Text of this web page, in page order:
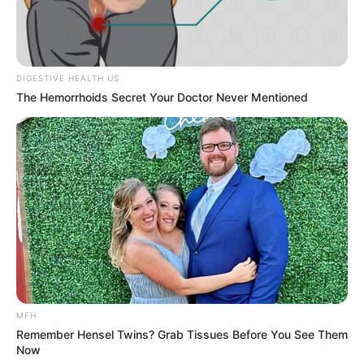
στο Πανεπιστήμιο Αθηνών, Μάνου Δανέζη
Στη συζήτηση που ακολουθεί, ο Δρ. Δανέζης μας λέει ότι
το μοντέλο της ύλης που ξέραμε έχει πλέον ριζικά
αλλάξει και μας αποκαλύπτει τι στην πραγματικότητα
αυτής της «νέας πραγματικότητας» ακόμα και ο θάνατος
θα μπορούσε να ξεπεραστεί!
DIGESTIVE HEALTH US
The Hemorrhoids Secret Your Doctor Never Mentioned
MFH
Remember Hensel Twins? Grab Tissues Before You See Them
Now